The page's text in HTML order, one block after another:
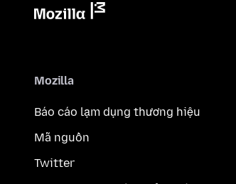
Mozilla
Báo cáo lạm dụng thương hiệu
Mã nguồn
Twitter